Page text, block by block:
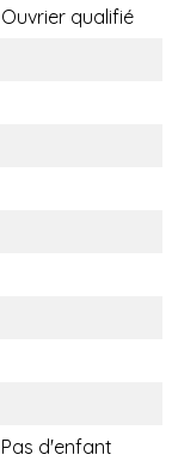
Ouvrier qualifié
Pas d'enfant